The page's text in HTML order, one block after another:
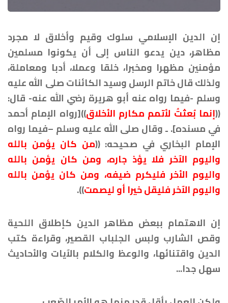
إن الدين الإسلامي سلوك وقيم وأخلاق لا مجرد
مظاهر، دين يدعو الناس إلى أن يكونوا مسلمين
مؤمنين مظهرا ومخبرا، خلقا وعملا، أدبا ومعاملة،
ولذلك قال خاتم الرسل وسيد الكائنات صلى الله عليه
وسلم -فيما رواه عنه أبو هريرة رضي الله عنه- قال:
((إنما بُعثتُ لأتمم مكارم الأخلاق))[رواه الإمام أحمد
في مسنده]. ـ وقال صلى الله عليه وسلم –فيما رواه
الإمام البخاري في صحيحه: ((من كان يؤمن بالله
واليوم الآخر فلا يؤذ جاره، ومن كان يؤمن بالله
واليوم الأخر فليكرم ضيفه، ومن كان يؤمن بالله
واليوم الآخر فليقل خيرا أو ليصمت)).
إن الاهتمام ببعض مظاهر الدين كإطلاق اللحية
وقص الشارب ولبس الجلباب القصير، وقراءة كتب
الدين واقتنائها، والوعظ والكلام بالآيات والأحاديث
سهل جدا...